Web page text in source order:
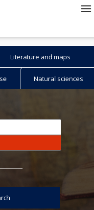
Literature and maps
Natural sciences